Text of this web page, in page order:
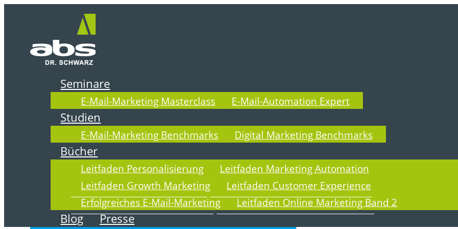
springen
Seminare
E-Mail-Marketing Masterclass E-Mail-Automation Expert
Studien
E-Mail-Marketing Benchmarks Digital Marketing Benchmarks
Bücher
Leitfaden Personalisierung
Leitfaden Marketing Automation
Leitfaden Growth Marketing
Leitfaden Customer Experience
Erfolgreiches E-Mail-Marketing
Leitfaden Online Marketing Band 2
Blog Presse
DOWNLOADS
Einfach. Bequem. Aktuell.